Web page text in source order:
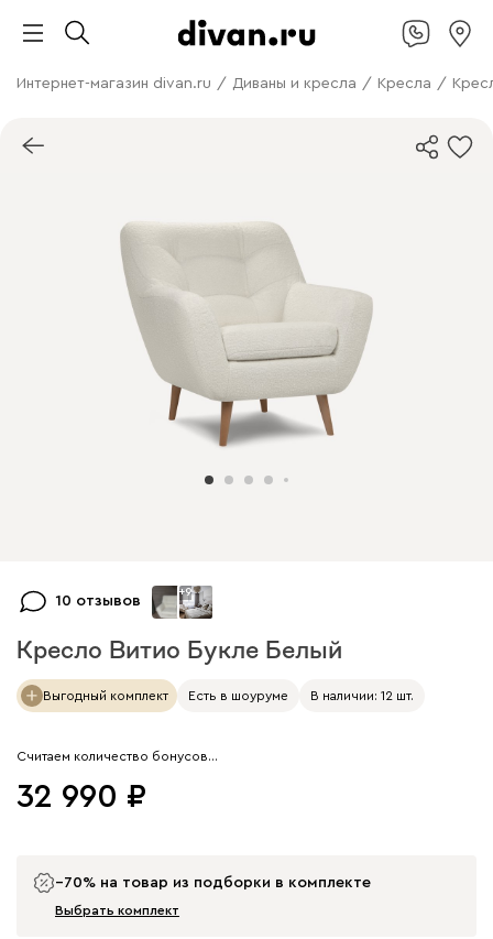
Интернет-магазин divan.ru / Диваны и кресла / Кресла /
10 отзывов
+9
Кресло Витио Букле Белый
Арт. 200250
Выгодный комплект Есть в шоуруме В наличии: 12 шт.
Считаем количество бонусов…
32 990
−70% на товар из подборки в комплекте
Выбрать комплект